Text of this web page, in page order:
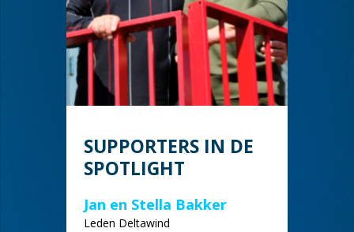
SUPPORTERS IN DE
SPOTLIGHT
Jan en Stella Bakker
Leden Deltawind